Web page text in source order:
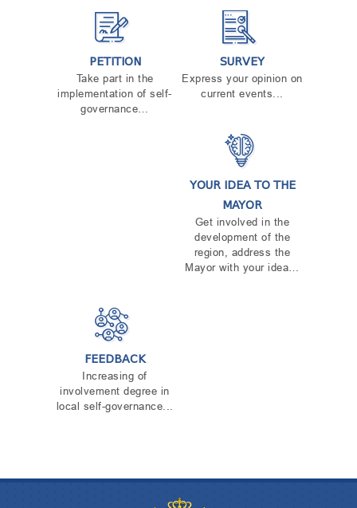
PETITION
Take part in the
implementation of self-
governance…
SURVEY
Express your opinion on
current events...
YOUR IDEA TO THE
MAYOR
Get involved in the
development of the
region, address the
Mayor with your idea…
FEEDBACK
Increasing of
involvement degree in
local self-governance...